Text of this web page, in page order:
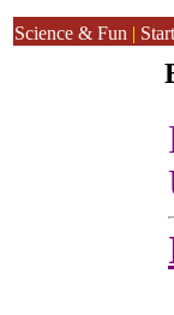
Science & Fun |